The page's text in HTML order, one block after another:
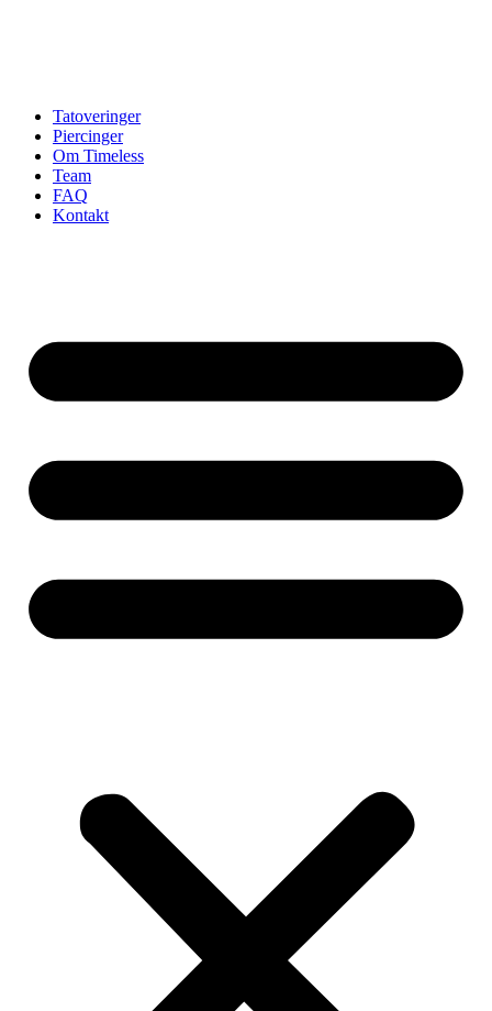
Tatoveringer
Piercinger
Om Timeless
Team
FAQ
Kontakt